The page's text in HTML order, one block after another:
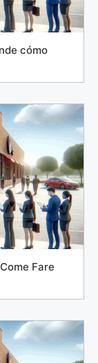
cómo
Fare